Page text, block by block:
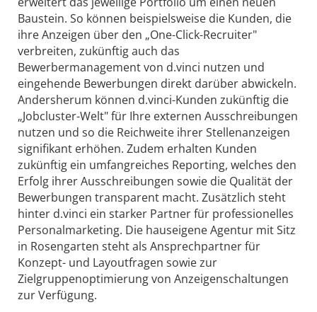
Baustein. So können beispielsweise die Kunden, die
ihre Anzeigen über den „One-Click-Recruiter"
verbreiten, zukünftig auch das
Bewerbermanagement von d.vinci nutzen und
eingehende Bewerbungen direkt darüber abwickeln.
Andersherum können d.vinci-Kunden zukünftig die
„Jobcluster-Welt" für Ihre externen Ausschreibungen
nutzen und so die Reichweite ihrer Stellenanzeigen
signifikant erhöhen. Zudem erhalten Kunden
zukünftig ein umfangreiches Reporting, welches den
Erfolg ihrer Ausschreibungen sowie die Qualität der
Bewerbungen transparent macht. Zusätzlich steht
hinter d.vinci ein starker Partner für professionelles
Personalmarketing. Die hauseigene Agentur mit Sitz
in Rosengarten steht als Ansprechpartner für
Konzept- und Layoutfragen sowie zur
Zielgruppenoptimierung von Anzeigenschaltungen
zur Verfügung.